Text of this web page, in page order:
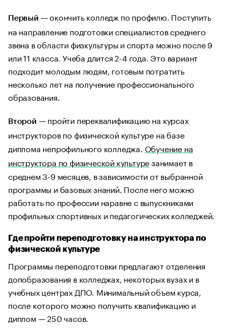
Первый — окончить колледж по профилю. Поступить
на направление подготовки специалистов среднего
звена в области физкультуры и спорта можно после 9
или 11 класса. Учеба длится 2-4 года. Это вариант
подходит молодым людям, готовым потратить
несколько лет на получение профессионального
образования.
Второй — пройти переквалификацию на курсах
инструкторов по физической культуре на базе
диплома непрофильного колледжа. Обучение на
инструктора по физической культурезанимает в
среднем 3-9 месяцев, в зависимости от выбранной
программы и базовых знаний. После него можно
работать по профессии наравне с выпускниками
профильных спортивных и педагогических колледжей.
Где пройти переподготовку на инструктора по
физической культуре
Программы переподготовки предлагают отделения
допобразования в колледжах, некоторых вузах и в
учебных центрах ДПО. Минимальный объем курса,
после которого можно получить квалификацию и
диплом — 250 часов.